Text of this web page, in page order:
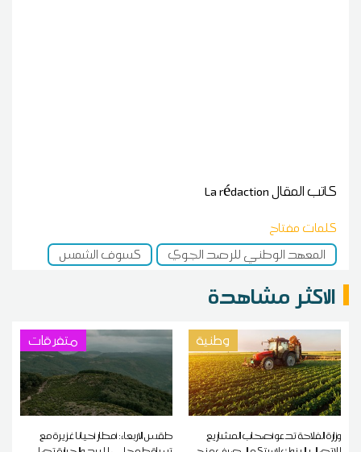
كاتب المقالLa rédaction
كلمات مفتاح
المعهد الوطني للرصد الجوي
كسوف الشمس
الاكثر مشاهدة
وطنية
وزارة الفلاحة تدعو أصحاب المشاريع
متفرقات
طقس الاربعاء: أمطار أحيانا غزيرة مع